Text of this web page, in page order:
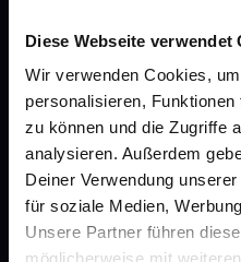
Diese Webseite verwendet
Wir verwenden Cookies,
personalisieren,
zu können und die Zugriffe
analysieren. Außerdem
Deiner Verwendung
für soziale Medien,
Unsere Partner führen
Über uns
Karriere